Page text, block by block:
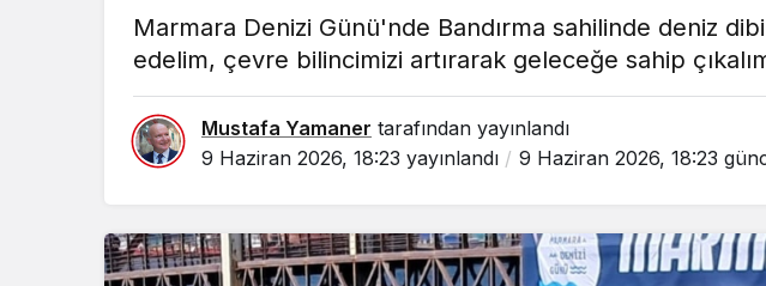
Marmara Denizi Günü'nde Bandırma sahilinde deniz
edelim, çevre bilincimizi artırarak geleceğe sahip
Mustafa Yamaner tarafından yayınlandı
9 Haziran 2026, 18:23 yayınlandı 9 Haziran 2026, 18:23